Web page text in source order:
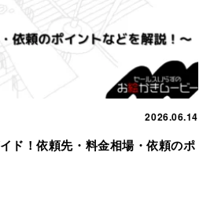
2026.06.14
ド！依頼先・料金相場・依頼のポ